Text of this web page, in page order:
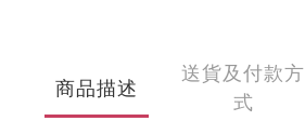
商品描述
送貨及付款方
式